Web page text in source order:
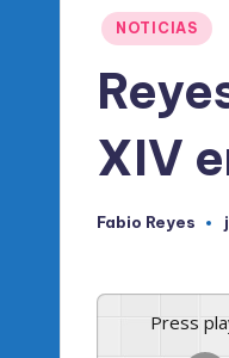
M
Publicado
NOTICIAS
XIV
Publicado
Fabio Reyes
Press